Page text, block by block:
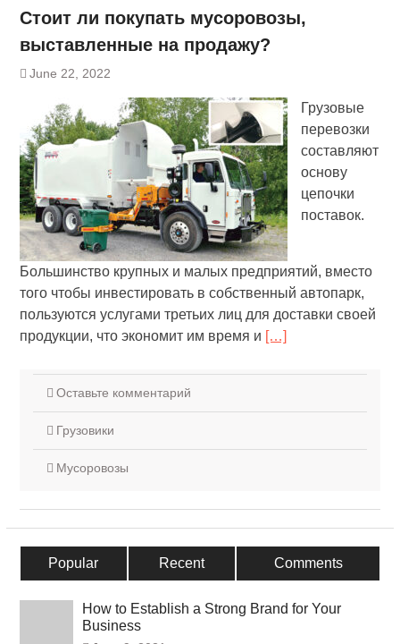
Стоит ли покупать мусоровозы,
выставленные на продажу?
June 22, 2022
Грузовые
перевозки
составляют
основу
цепочки
поставок.
Большинство крупных и малых предприятий, вместо
того чтобы инвестировать в собственный автопарк,
пользуются услугами третьих лиц для доставки своей
продукции, что экономит им время и […]
Оставьте комментарий
Грузовики
Мусоровозы
Popular Recent Comments
How to Establish a Strong Brand for Your
Business